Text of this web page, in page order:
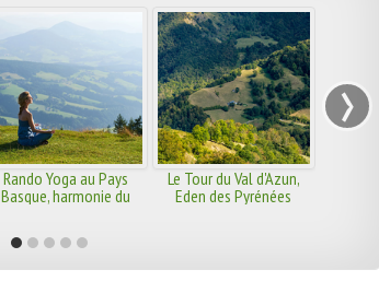
Rando Yoga au Pays
Basque, harmonie du
Le Tour du Val d'Azun,
Eden des Pyrénées
›